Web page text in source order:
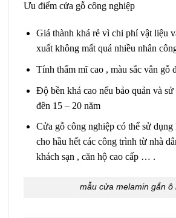
Ưu điểm cửa gỗ công nghiệp
Giá thành khá rẻ vì chi phí vật liệu
xuất không mất quá nhiều nhân
Tính thẩm mĩ cao , màu sắc vân gỗ
Độ bền khá cao nếu bảo quản và
đên 15 – 20 năm
Cửa gỗ công nghiệp có thể sử dụng
cho hầu hết các công trình từ nhà
khách sạn , căn hộ cao cấp … .
mẫu cửa melamin gắn ô